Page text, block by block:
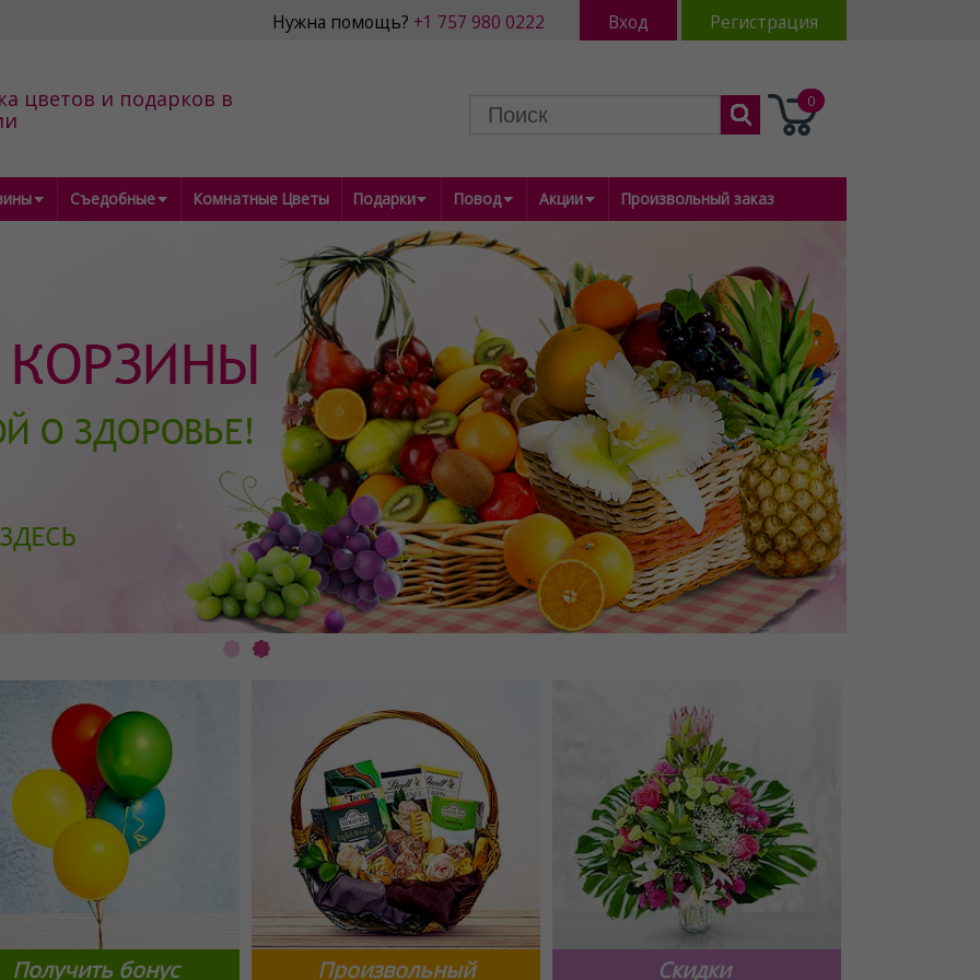
Нужна помощь? +1 757 980 0222 Вход Регистрация
цветов и подарков в
0
Съедобные Комнатные Цветы Подарки Повод Акции Произвольный заказ
Получить бонус Произвольный Скидки